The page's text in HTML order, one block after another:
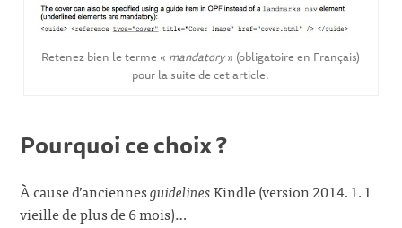
Retenez bien le terme « mandatory» (obligatoire en Français)
pour la suite de cet article.
Pourquoi ce choix ?
À cause d’anciennesguidelinesKindle (version 2014.1.1
vieille de plus de 6 mois)…